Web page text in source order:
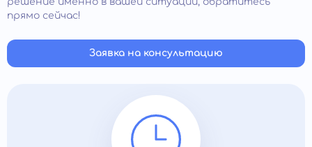
прямо сейчас!
Заявка на консультацию